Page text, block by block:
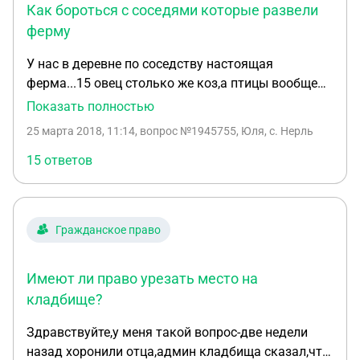
Как бороться с соседями которые развели
ферму
У нас в деревне по соседству настоящая
ферма...15 овец столько же коз,а птицы вообще
несметное колличество.Соответсвено все это
аромат,могу ли я с этим что то сделать?
Показать полностью
25 марта 2018, 11:14, вопрос №1945755, Юля, с. Нерль
15 ответов
Гражданское право
Имеют ли право урезать место на
кладбище?
Здравствуйте,у меня такой вопрос-две недели
назад хоронили отца,админ кладбища сказал,что